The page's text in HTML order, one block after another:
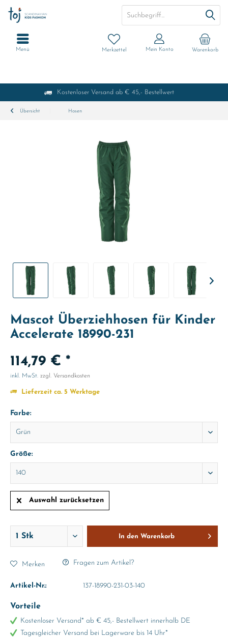
Kostenloser Versand ab € 45,- Bestellwert
Warenkorb
Merkzettel Mein Konto
Menü
Übersicht Hosen
Mascot Überziehhosen für Kinder
Accelerate 18990-231
114,79 € *
inkl. MwSt. zzgl. Versandkosten
Lieferzeit ca. 5 Werktage
Farbe:
Größe:
Auswahl zurücksetzen
In den Warenkorb
Merken Fragen zum Artikel?
Artikel-Nr.: 137-18990-231-03-140
Vorteile
Kostenloser Versand* ab € 45,- Bestellwert innerhalb DE
Tagesgleicher Versand bei Lagerware bis 14 Uhr*